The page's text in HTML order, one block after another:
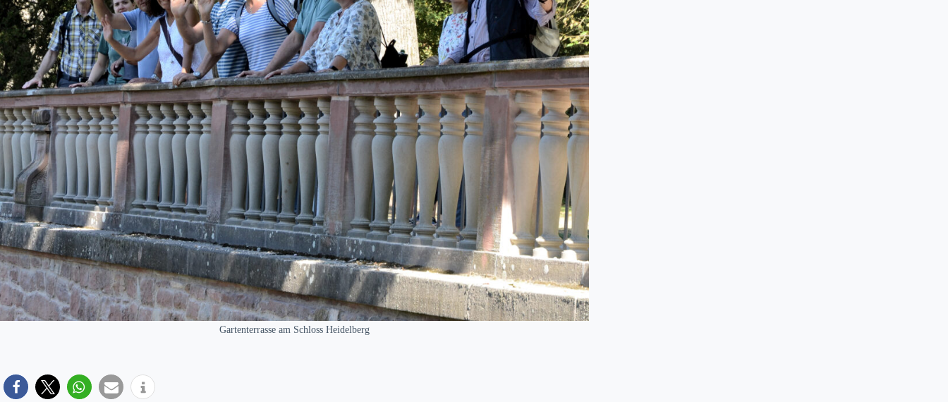
Gartenterrasse am Schloss Heidelberg